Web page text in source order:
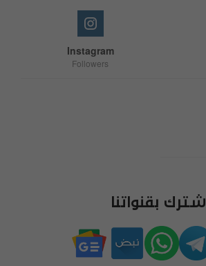
Instagram
Followers
اشترك بقنواتنا